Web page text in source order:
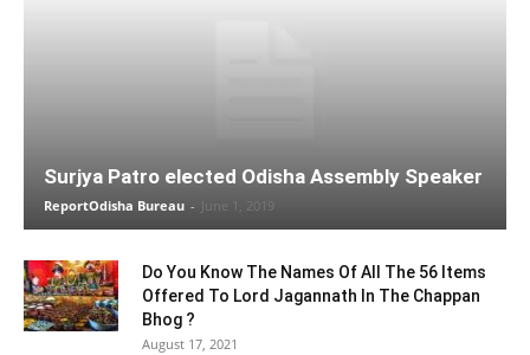
Surjya Patro elected Odisha Assembly Speaker
ReportOdisha Bureau - June 1, 2019
Do You Know The Names Of All The 56 Items
Offered To Lord Jagannath In The Chappan
Bhog ?
August 17, 2021